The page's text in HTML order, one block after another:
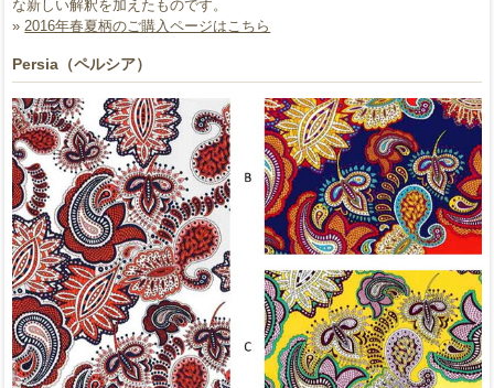
な新しい解釈を加えたものです。
»2016年春夏柄のご購入ページはこちら
Persia（ペルシア）